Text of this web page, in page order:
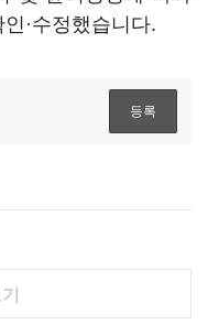
·수정했습니다.